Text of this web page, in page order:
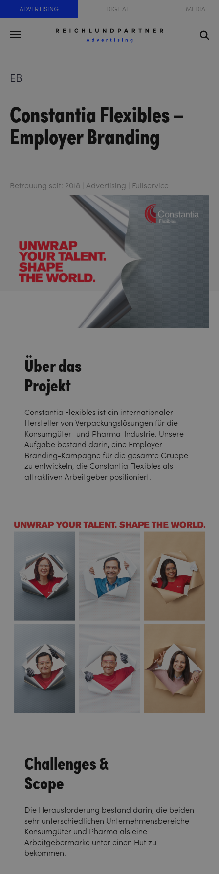
ADVERTISING DIGITAL MEDIA
EB
Constantia Flexibles –
Employer Branding
Betreuung seit: 2018 | Advertising | Fullservice
Über das
Projekt
Constantia Flexibles ist ein internationaler
Hersteller von Verpackungslösungen für die
Konsumgüter- und Pharma-Industrie. Unsere
Aufgabe bestand darin, eine Employer
Branding-Kampagne für die gesamte Gruppe
zu entwickeln, die Constantia Flexibles als
attraktiven Arbeitgeber positioniert.
Challenges &
Scope
Die Herausforderung bestand darin, die beiden
sehr unterschiedlichen Unternehmensbereiche
Konsumgüter und Pharma als eine
Arbeitgebermarke unter einen Hut zu
bekommen.